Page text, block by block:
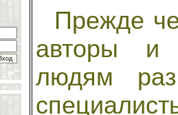
Прежде
авторы и
людям